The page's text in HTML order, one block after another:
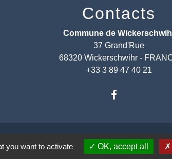
Contacts
Commune de
37 Grand'Rue
68320 Wickerschwihr -
+33 3 89 47 40 21
- Politique de confidentialité - Accessibilité -
you want to activate OK, accept all